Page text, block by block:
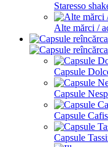
Staresso
Alte mărci /
Capsule
Capsule
Capsule
Capsule